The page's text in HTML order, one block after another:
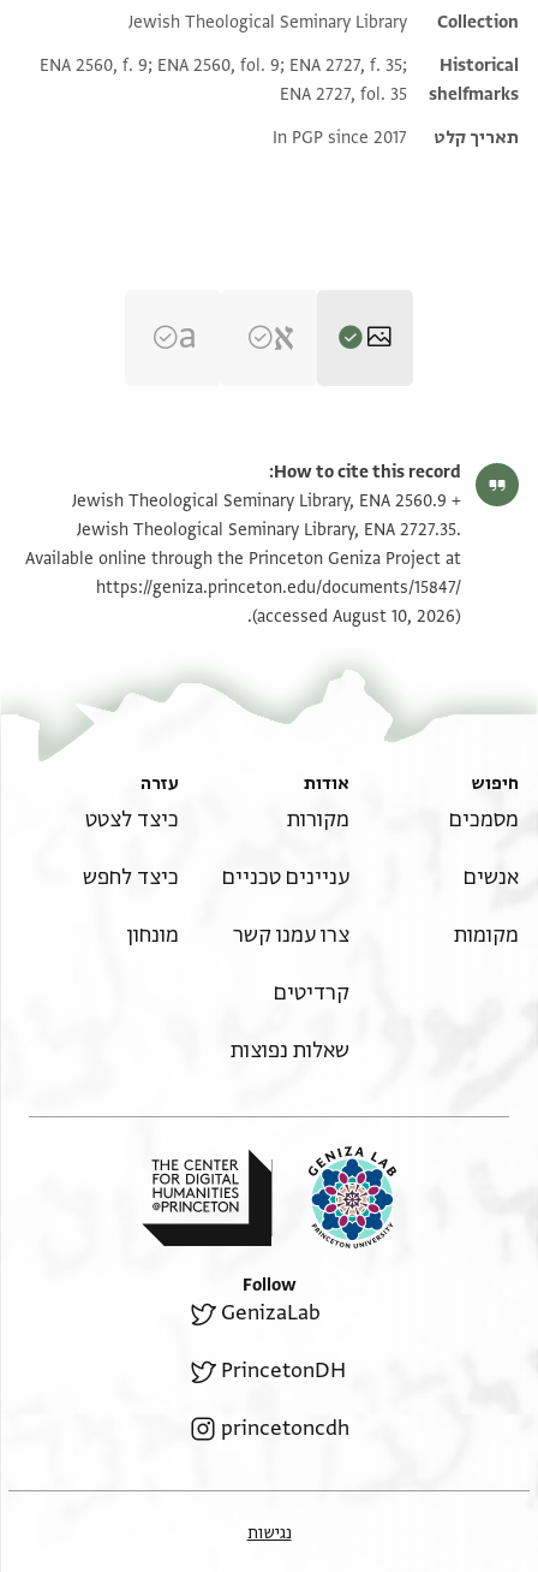
Additional metadata
Collection
Jewish Theological Seminary Library
Historical
shelfmarks
ENA 2560, f. 9; ENA 2560, fol. 9; ENA 2727, f. 35;
ENA 2727, fol. 35
תאריך קלט
In PGP since 2017
ENA 2727.35 1
ENA 2727.35 2
תנאי היתר שימוש בתצלום
How to cite this record:
Jewish Theological Seminary Library, ENA 2560.9 +
Jewish Theological Seminary Library, ENA 2727.35.
Available online through the Princeton Geniza Project at
https://geniza.princeton.edu/documents/15847/
(accessed August 10, 2026).
חיפוש
מסמכים
אנשים
מקומות
אודות
מקורות
עניינים טכניים
צרו עמנו קשר
קרדיטים
שאלות נפוצות
עזרה
כיצד לצטט
כיצד לחפש
מונחון
Follow
GenizaLab
PrincetonDH
princetoncdh
נגישות